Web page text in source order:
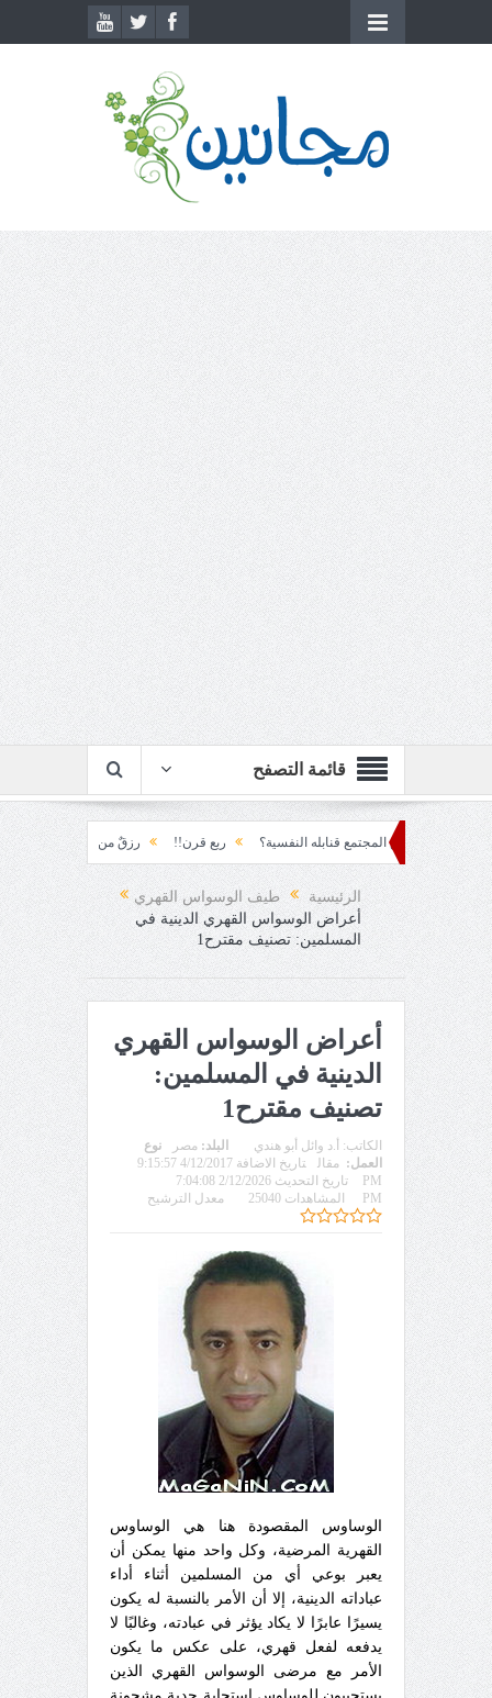
قائمة التصفح
المجتمع قنابله النفسية؟ ربع قرن!! رزقٌ من يستكثره؟! منطق
الرئيسية
طيف الوسواس القهري
أعراض الوسواس القهري الدينية في
المسلمين: تصنيف مقترح1
أعراض الوسواس القهري
الدينية في المسلمين:
تصنيف مقترح1
الكاتب: أ.د وائل أبو هندي البلد: مصر
نوع
العمل: مقال
تاريخ الاضافة 4/12/2017 9:15:57
PM
تاريخ التحديث 2/12/2026 7:04:08
PM
المشاهدات 25040 معدل الترشيح
الوساوس المقصودة هنا هي الوساوس
القهرية المرضية، وكل واحد منها يمكن أن
يعبر بوعي أي من المسلمين أثناء أداء
عباداته الدينية، إلا أن الأمر بالنسبة له يكون
يسيرًا عابرًا لا يكاد يؤثر في عبادته، وغالبًا لا
يدفعه لفعل قهري، على عكس ما يكون
الأمر مع مرضى الوسواس القهري الذين